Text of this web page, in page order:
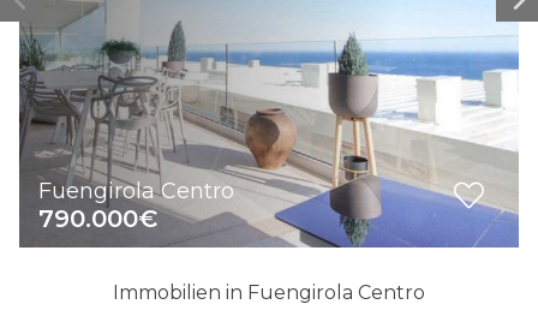
Fuengirola Centro
790.000€
Immobilien in Fuengirola Centro